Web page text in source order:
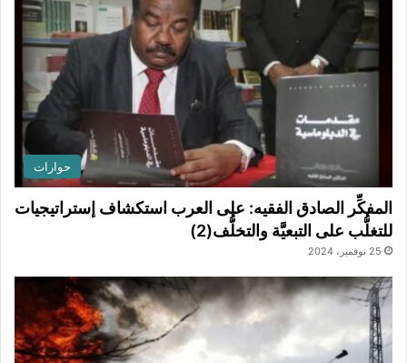
حوارات
المفكِّر الصادق الفقيه: على العرب استكشاف إستراتيجيات
للتغلُّب على التبعيَّة والتخلُّف(2)
25 نوفمبر، 2024